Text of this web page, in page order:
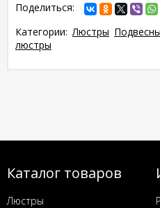
Поделиться:
Категории: Люстры
люстры
Каталог товаров
Люстры